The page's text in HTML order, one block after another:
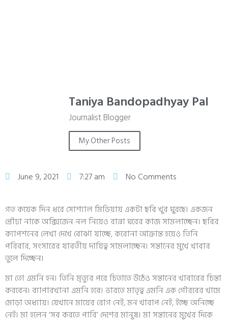
Taniya Bandopadhyay Pal
Journalist Blogger
My Other Posts
June 9, 2021 7:27 am No Comments
গত কয়েক দিন ধরে সোশ‍্যাল মিডিয়ায় একটা ছবি খুব ঘুরছে। একজন
প্রৌঢ়া নাকে অক্সিজেন নল নিয়েও রান্না ঘরের কাজ সামলাচ্ছেন। ছবির
ক‍্যাপশনের লেখা দেখে বোঝা যাচ্ছে, করোনা আক্রান্ত হয়েও তিনি
পরিবার, সংসারের যাবতীয় দায়িত্ব সামলাচ্ছেন। সন্তানের মুখে খাবার
তুলে দিচ্ছেন।
মা তো এমনি হন। তিনি মৃত‍্যুর পরে চিতাতে উঠেও সন্তানের খাবারের চিন্তা
করবেন। ব‍্যাপারখানা এমনি হবে। ভারতে মাতৃত্ব এমনি এক গৌরবের খামে
মোড়া অধ‍্যায়। যেখানে মায়ের রোগ নেই, মন খারাপ নেই, ইচ্ছে অনিচ্ছে
নেই। মা হলেন ‘সব করতে পারি’ দেশের মানুষ। মা সন্তানের মুখের দিকে